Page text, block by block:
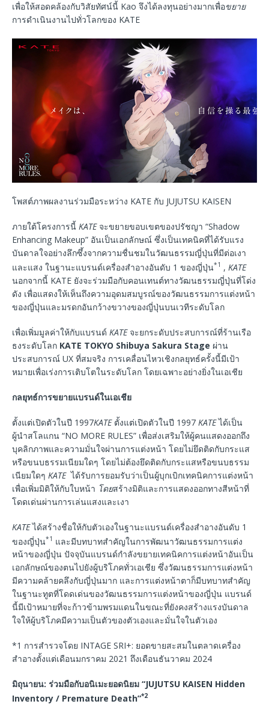
เพื่อให้สอดคล้องกับวิสัยทัศน์นี้ Kao จึงได้ลงทุนอย่างมากเพื่อขยาย
การดำเนินงานไปทั่วโลกของ KATE
โพสต์ภาพผลงานร่วมมือระหว่าง KATE กับ JUJUTSU KAISEN
ภายใต้โครงการนี้ KATEจะขยายขอบเขตของปรัชญา “Shadow
Enhancing Makeup” อันเป็นเอกลักษณ์ ซึ่งเป็นเทคนิคที่ได้รับแรง
บันดาลใจอย่างลึกซึ้งจากความชื่นชมในวัฒนธรรมญี่ปุ่นที่มีต่อเงา
และแสง ในฐานะแบรนด์เครื่องสำอางอันดับ 1 ของญี่ปุ่น*1 , KATE
นอกจากนี้ KATE ยังจะร่วมมือกับคอนเทนต์ทางวัฒนธรรมญี่ปุ่นที่โด่ง
ดัง เพื่อแสดงให้เห็นถึงความอุดมสมบูรณ์ของวัฒนธรรมการแต่งหน้า
ของญี่ปุ่นและมรดกอันกว้างขวางของญี่ปุ่นบนเวทีระดับโลก
เพื่อเพิ่มมูลค่าให้กับแบรนด์ KATEจะยกระดับประสบการณ์ที่ร้านเรือ
ธงระดับโลก KATE TOKYO Shibuya Sakura Stage ผ่าน
ประสบการณ์ UX ที่สมจริง การเคลื่อนไหวเชิงกลยุทธ์ครั้งนี้มีเป้า
หมายเพื่อเร่งการเติบโตในระดับโลก โดยเฉพาะอย่างยิ่งในเอเชีย
กลยุทธ์การขยายแบรนด์ในเอเชีย
ตั้งแต่เปิดตัวในปี 1997KATEตั้งแต่เปิดตัวในปี 1997 KATEได้เป็น
ผู้นำสโลแกน “NO MORE RULES” เพื่อส่งเสริมให้ผู้คนแสดงออกถึง
บุคลิกภาพและความมั่นใจผ่านการแต่งหน้า โดยไม่ยึดติดกับกระแส
หรือขนบธรรมเนียมใดๆ โดยไม่ต้องยึดติดกับกระแสหรือขนบธรรม
เนียมใดๆ KATEได้รับการยอมรับว่าเป็นผู้บุกเบิกเทคนิคการแต่งหน้า
เพื่อเพิ่มมิติให้กับใบหน้า โดยสร้างมิติและการแสดงออกทางสีหน้าที่
โดดเด่นผ่านการเล่นแสงและเงา
KATEได้สร้างชื่อให้กับตัวเองในฐานะแบรนด์เครื่องสำอางอันดับ 1
ของญี่ปุ่น*1 และมีบทบาทสำคัญในการพัฒนาวัฒนธรรมการแต่ง
หน้าของญี่ปุ่น ปัจจุบันแบรนด์กำลังขยายเทคนิคการแต่งหน้าอันเป็น
เอกลักษณ์ของตนไปยังผู้บริโภคทั่วเอเชีย ซึ่งวัฒนธรรมการแต่งหน้า
มีความคล้ายคลึงกับญี่ปุ่นมาก และการแต่งหน้าตาก็มีบทบาทสำคัญ
ในฐานะทูตที่โดดเด่นของวัฒนธรรมการแต่งหน้าของญี่ปุ่น แบรนด์
นี้มีเป้าหมายที่จะก้าวข้ามพรมแดนในขณะที่ยังคงสร้างแรงบันดาล
ใจให้ผู้บริโภคมีความเป็นตัวของตัวเองและมั่นใจในตัวเอง
*1 การสำรวจโดย INTAGE SRI+: ยอดขายสะสมในตลาดเครื่อง
สำอางตั้งแต่เดือนมกราคม 2021 ถึงเดือนธันวาคม 2024
มิถุนายน: ร่วมมือกับอนิเมะยอดนิยม “JUJUTSU KAISEN Hidden
Inventory / Premature Death”*2